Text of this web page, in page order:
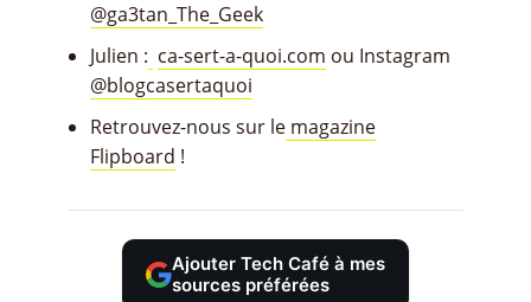
@ga3tan_The_Geek
Julien : ca-sert-a-quoi.com ou Instagram
@blogcasertaquoi
Retrouvez-nous sur le magazine
Flipboard !
Ajouter Tech Café à mes
sources préférées